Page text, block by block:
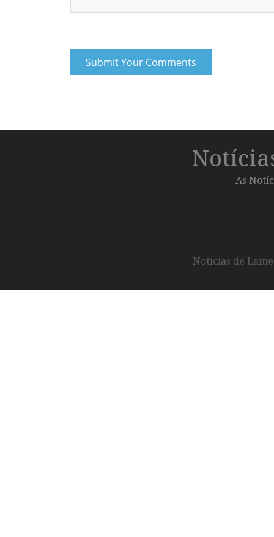
As
Notícias de